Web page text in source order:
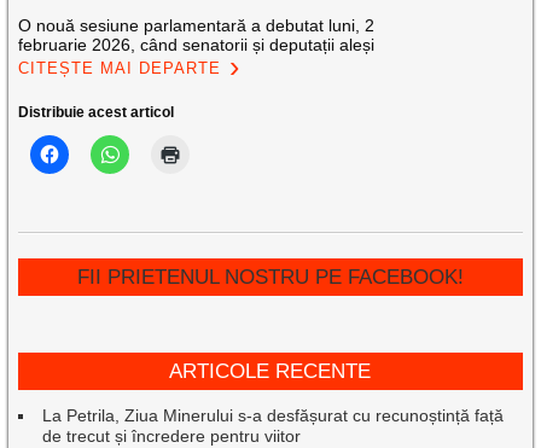
O nouă sesiune parlamentară a debutat luni, 2
februarie 2026, când senatorii și deputații aleși
CITEȘTE MAI DEPARTE
Distribuie acest articol
FII PRIETENUL NOSTRU PE FACEBOOK!
ARTICOLE RECENTE
La Petrila, Ziua Minerului s-a desfășurat cu recunoștință față
de trecut și încredere pentru viitor